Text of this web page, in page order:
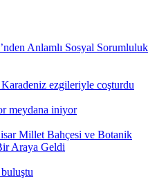
Anlamlı Sosyal Sorumluluk
ezgileriyle coşturdu
meydana iniyor
Millet Bahçesi ve Botanik
Araya Geldi